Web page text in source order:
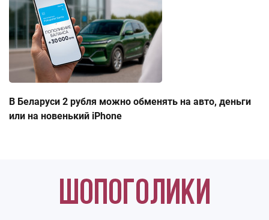
В Беларуси 2 рубля можно обменять на авто, деньги
или на новенький iPhone